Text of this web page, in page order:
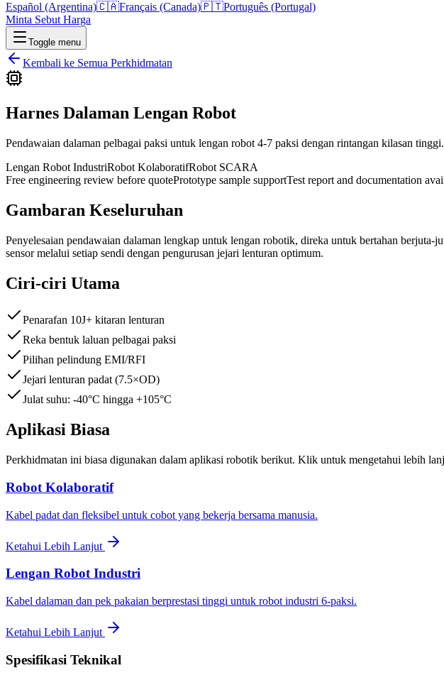
Español (Argentina)🇨🇦Français (Canada)🇵🇹Português (Portugal)
Minta Sebut Harga
Toggle menu
Kembali ke Semua Perkhidmatan
Harnes Dalaman Lengan Robot
Pendawaian dalaman pelbagai paksi untuk lengan robot 4-7 paksi dengan rintangan kilasan tinggi.
Lengan Robot IndustriRobot KolaboratifRobot SCARA
Free engineering review before quotePrototype sample supportTest report and documentation
Gambaran Keseluruhan
Penyelesaian pendawaian dalaman lengkap untuk lengan robotik, direka untuk bertahan
sensor melalui setiap sendi dengan pengurusan jejari lenturan optimum.
Ciri-ciri Utama
Penarafan 10J+ kitaran lenturan
Reka bentuk laluan pelbagai paksi
Pilihan pelindung EMI/RFI
Jejari lenturan padat (7.5×OD)
Julat suhu: -40°C hingga +105°C
Aplikasi Biasa
Perkhidmatan ini biasa digunakan dalam aplikasi robotik berikut. Klik untuk mengetahui lebih
Robot Kolaboratif
Kabel padat dan fleksibel untuk cobot yang bekerja bersama manusia.
Ketahui Lebih Lanjut
Lengan Robot Industri
Kabel dalaman dan pek pakaian berprestasi tinggi untuk robot industri 6-paksi.
Ketahui Lebih Lanjut
Spesifikasi Teknikal